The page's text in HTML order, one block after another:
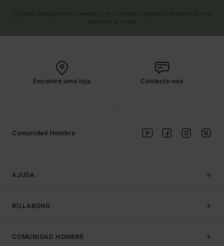
Encontre uma loja Contacte-nos
AJUDA
BILLABONG
Comunidad Hombre
COMUNIDAD HOMBRE